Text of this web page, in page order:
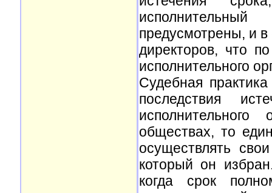
предусмотрены, и в
директоров, что
исполнительного
Судебная
последствия
обществах, то
осуществлять
который он
когда срок